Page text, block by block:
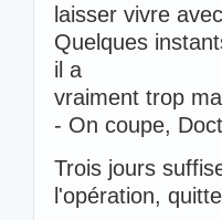
laisser vivre
Quelques
il a
vraiment trop
- On coupe,
Trois jours
l'opération,